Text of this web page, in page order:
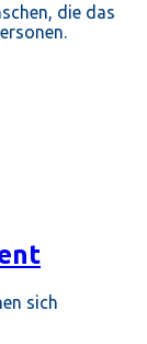
die das
sich